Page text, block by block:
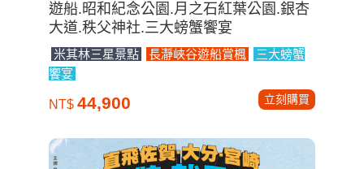
遊船.昭和紀念公園.月之石紅葉公園.銀杏
大道.秩父神社.三大螃蟹饗宴
米其林三星景點 長瀞峽谷遊船賞楓
三大螃蟹
饗宴
NT$ 44,900 立刻購買